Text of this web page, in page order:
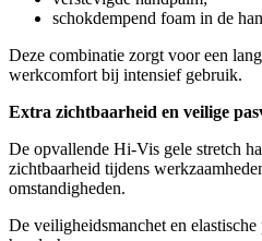
schokdempend foam in de
Deze combinatie zorgt voor een
werkcomfort bij intensief gebruik.
Extra zichtbaarheid en veilige
De opvallende Hi-Vis gele stretch
zichtbaarheid tijdens
omstandigheden.
De veiligheidsmanchet en